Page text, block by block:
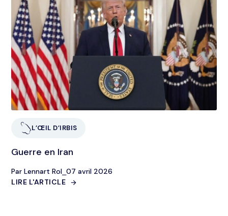
L’ŒIL D’IRBIS
Guerre en Iran
Par Lennart Rol ⎯07 avril 2026
LIRE L'ARTICLE